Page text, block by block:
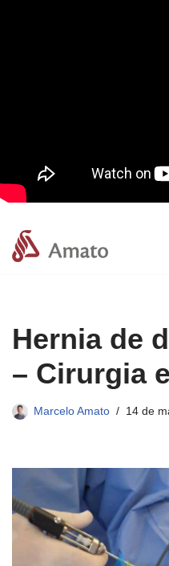
Pular
Hernia de
– Cirurgia
Marcelo Amato 14 de